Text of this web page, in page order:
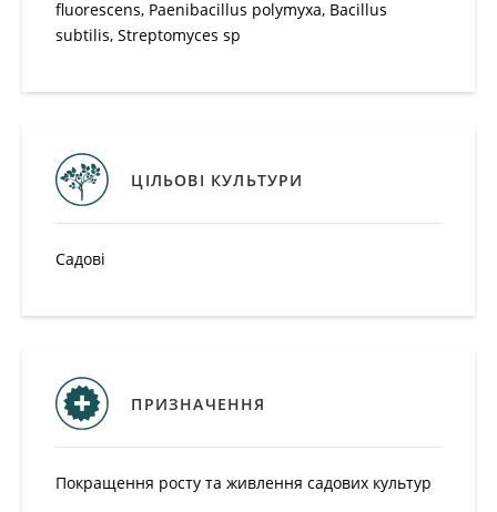
fluorescens, Paenibacillus polymyxa, Bacillus subtilis,
Streptomyces sp
ЦІЛЬОВІ КУЛЬТУРИ
Садові
ПРИЗНАЧЕННЯ
Покращення росту та живлення садових культур